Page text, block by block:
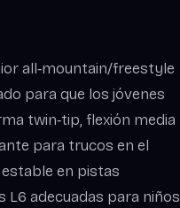
all‑mountain/freestyle
para que los jóvenes
twin‑tip, flexión media
para trucos en el
en pistas
L6 adecuadas para niños